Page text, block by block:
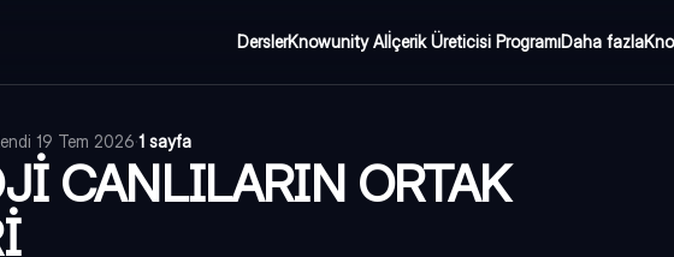
DerslerKnowunity AIİçerik Üreticisi ProgramıDaha fazla
19 Tem 2026·1 sayfa
CANLILARIN ORTAK